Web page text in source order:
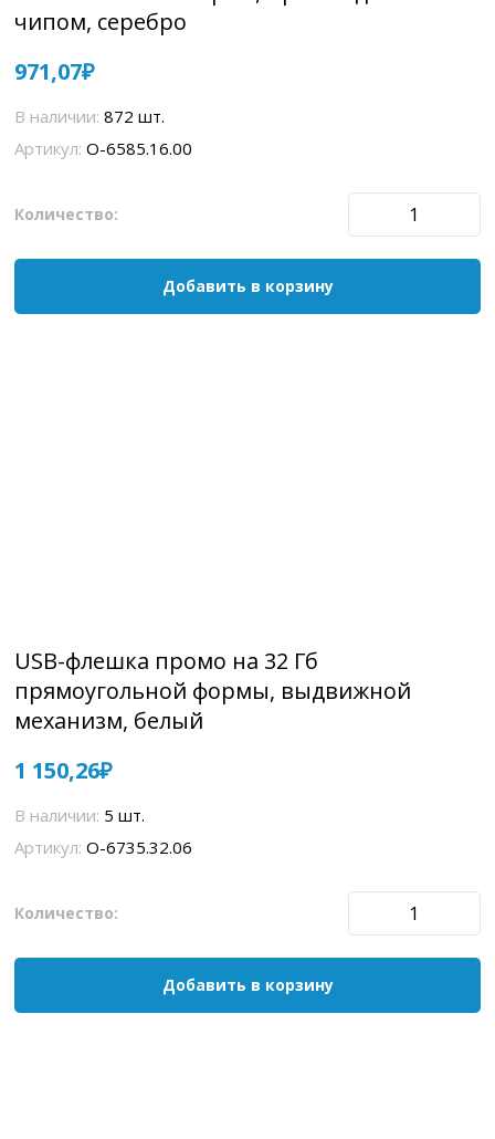
данный товар осуществляется бесплатно.
Оплачивается только настройка оборудования
чипом, серебро
971,07
В наличии:872 шт.
Артикул:O-6585.16.00
Количество:
Добавить в корзину
USB-флешка промо на 32 Гб
прямоугольной формы, выдвижной
механизм, белый
1 150,26
В наличии: 5 шт.
Артикул:O-6735.32.06
Количество:
Добавить в корзину